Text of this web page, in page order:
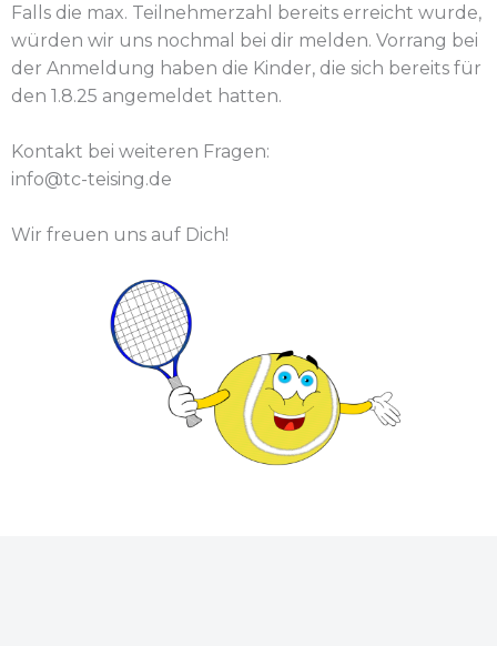
Falls die max. Teilnehmerzahl bereits erreicht wurde,
würden wir uns nochmal bei dir melden. Vorrang bei
der Anmeldung haben die Kinder, die sich bereits für
den 1.8.25 angemeldet hatten.
Kontakt bei weiteren Fragen:
info@tc-teising.de
Wir freuen uns auf Dich!